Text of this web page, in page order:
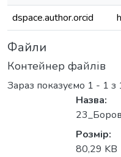
dspace.author.orcid
Файли
Контейнер файлів
Зараз показуємо 1 - 1 з
Назва:
Розмір:
80,29 KB